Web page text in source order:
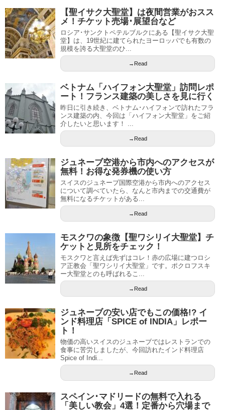
【聖イサク大聖堂】は夜間営業がおスス
メ！チケット売場･展望台など
ロシア･サンクトペテルブルクにある【聖イサク大聖
堂】は、19世紀に建てられたヨーロッパでも有数の
規模を誇る大聖堂のひ...
→Read
ベトナム「ハイフォン大聖堂」訪問レポ
ート！フランス建築の美しさを見に行く
昨日に引き続き、ベトナム･ハイフォンで訪れたフラ
ンス建築の内、今回は「ハイフォン大聖堂」をご紹
介したいと思います！ ...
→Read
ジュネーブ空港から市内へのアクセスが
無料！お得な発券機の使い方
スイスのジュネーブ国際空港から市内へのアクセス
について調べていたら、なんと市内までの交通費が
無料になるチケットがある...
→Read
モスクワの象徴【聖ワシリイ大聖堂】チ
ケットと見所をチェック！
モスクワと言えば先ずはコレ！赤の広場に建つロシ
ア正教会「聖ワシリイ大聖堂」です。ポクロフスキ
ー大聖堂とのも呼ばれるこ...
→Read
ジュネーブの安い店でもこの価格!? イ
ンド料理店「SPICE of INDIA」レポー
ト！
物価の高いスイスのジュネーブではレストランでの
食事に苦労しましたが、今回訪れたインド料理店
Spice of Indi...
→Read
スペイン･マドリードの無料で入れる
「美しい教会」4選！定番から穴場まで